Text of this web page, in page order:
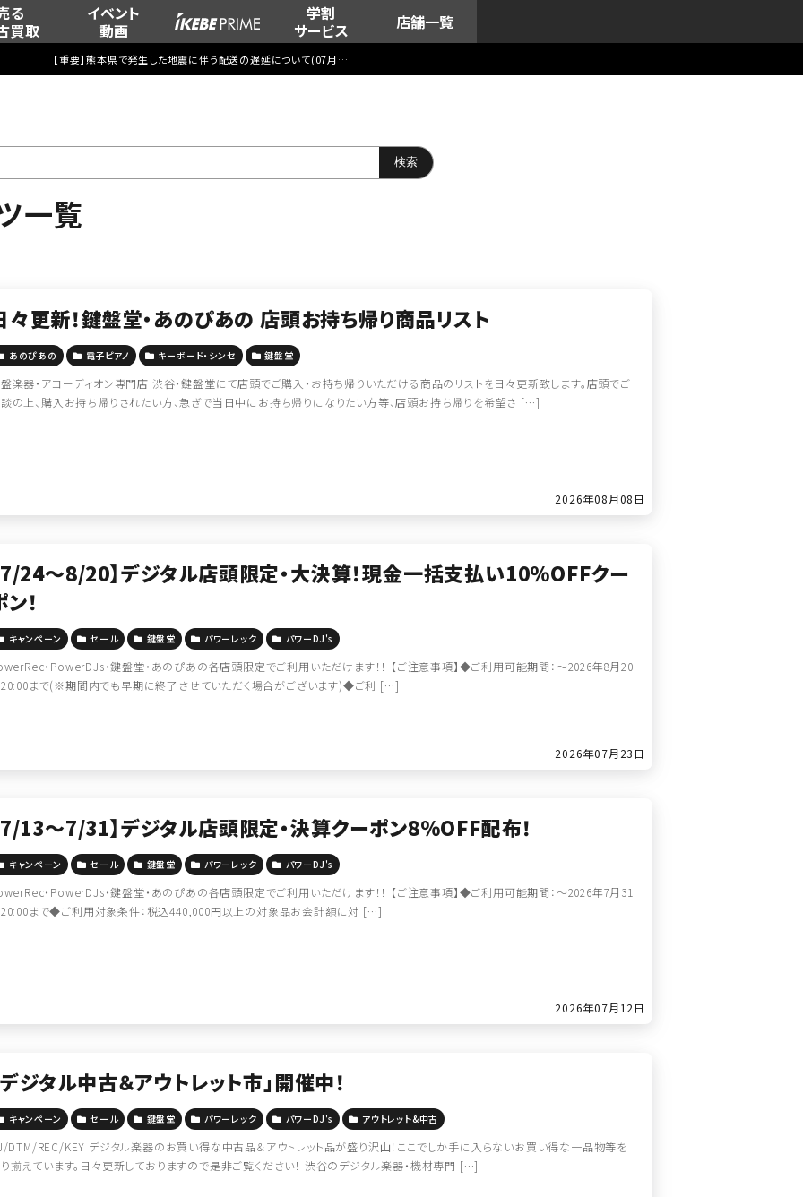
る
買取
イベント
動画
学割
サービス
店舗一覧
【重要】熊本県で発生した地震に伴う配送の遅延について(07月29日
一覧
々更新！鍵盤堂・あのぴあの 店頭お持ち帰り商品リスト
あのぴあの 電子ピアノ キーボード・シンセ 鍵盤堂
楽器・アコーディオン専門店 渋谷・鍵盤堂にて店頭でご購入・お持ち帰りいただける商品のリストを日々更新致します。店頭でご
の上、購入お持ち帰りされたい方、急ぎで当日中にお持ち帰りになりたい方等、店頭お持ち帰りを希望さ […]
2026年08月08日
7/24～8/20】デジタル店頭限定・大決算！現金一括支払い10％OFFクー
！
キャンペーン セール 鍵盤堂 パワーレック パワーDJ's
・PowerDJs・鍵盤堂・あのぴあの各店頭限定でご利用いただけます！！ 【ご注意事項】◆ご利用可能期間：～2026年8月20
まで(※期間内でも早期に終了させていただく場合がございます)◆ご利 […]
2026年07月23日
7/13～7/31】デジタル店頭限定・決算クーポン8％OFF配布！
キャンペーン セール 鍵盤堂 パワーレック パワーDJ's
・PowerDJs・鍵盤堂・あのぴあの各店頭限定でご利用いただけます！！ 【ご注意事項】◆ご利用可能期間：～2026年7月31
まで◆ご利用対象条件：税込440,000円以上の対象品お会計額に対 […]
2026年07月12日
デジタル中古＆アウトレット市」開催中！
キャンペーン セール 鍵盤堂 パワーレック パワーDJ's アウトレット&中古
DTM/REC/KEY デジタル楽器のお買い得な中古品＆アウトレット品が盛り沢山！ここでしか手に入らないお買い得な一品物等を
揃えています。日々更新しておりますので是非ご覧ください！ 渋谷のデジタル楽器・機材専門 […]